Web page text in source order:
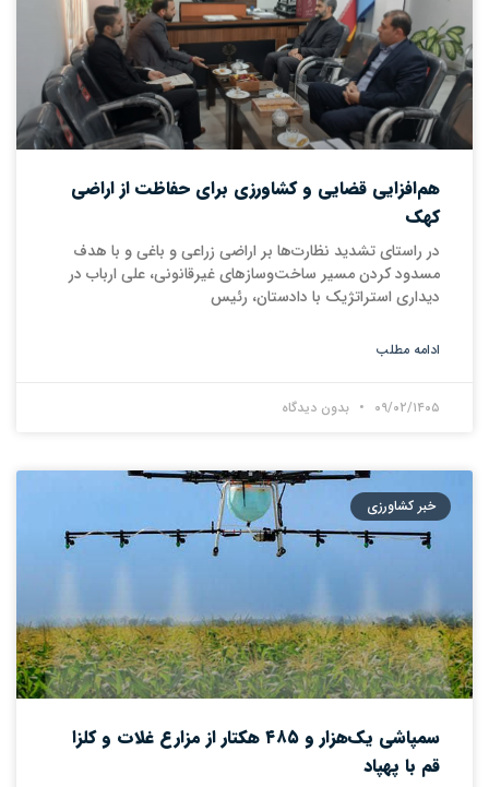
هم‌افزایی قضایی و کشاورزی برای حفاظت از اراضی
کهک ‌
در راستای تشدید نظارت‌ها بر اراضی زراعی و باغی و با هدف
مسدود کردن مسیر ساخت‌وسازهای غیرقانونی، علی ارباب در
دیداری استراتژیک با دادستان، رئیس
ادامه مطلب
۰۹/۰۲/۱۴۰۵ بدون دیدگاه
خبر کشاورزی
سمپاشی یک‌هزار و ٤٨٥ هکتار از مزارع غلات و کلزا
قم با پهپاد